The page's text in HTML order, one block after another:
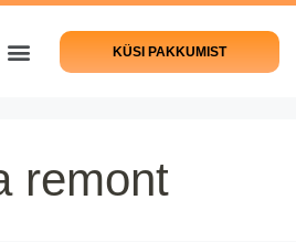
KÜSI PAKKUMIST
remont